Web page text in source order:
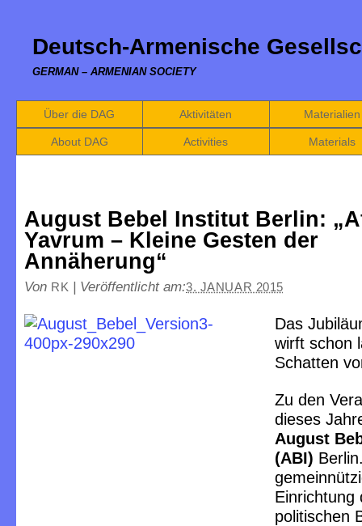
Deutsch-Armenische
GERMAN – ARMENIAN SOCIETY
Über die DAG Aktivitäten Materialien
About DAG Activities Materials
August Bebel Institut Berlin:
Yavrum – Kleine Gesten der
Annäherung“
Von RK | Veröffentlicht am:3. JANUAR 2015
Das
wirft schon
Schatten
Zu den
dieses
August
(ABI)
Einrichtung
politischen